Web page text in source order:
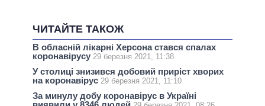
ЧИТАЙТЕ ТАКОЖ
В обласній лікарні Херсона стався спалах
коронавірусу 29 березня 2021, 11:38
У столиці знизився добовий приріст хворих
на коронавірус 29 березня 2021, 11:10
За минулу добу коронавірус в Україні